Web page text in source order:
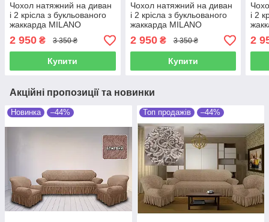
Чохол натяжний на диван
і 2 крісла з букльованого
жаккарда MILANO
шоколадний
2 950 ₴ 3 350 ₴
Купити
Чохол натяжний на диван
і 2 крісла з букльованого
жаккарда MILANO
кремово-білий
2 950₴ 3 350 ₴
Купити
і 2
2
Акційні пропозиції та новинки
Новинка –44% Топ продажів –44%